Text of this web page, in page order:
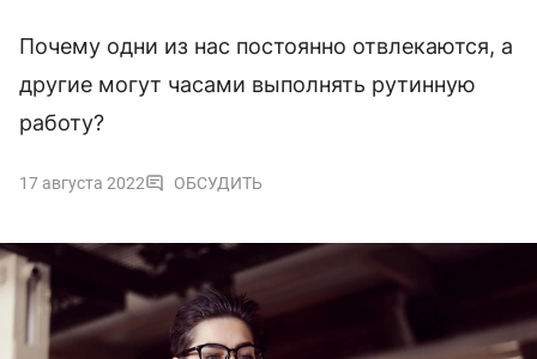
Почему одни из нас постоянно отвлекаются, а
другие могут часами выполнять рутинную
работу?
17 августа 2022 ОБСУДИТЬ